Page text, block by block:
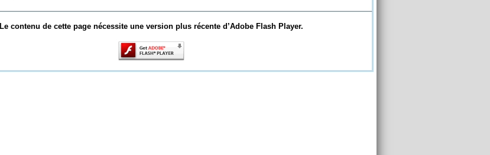
Le contenu de cette page nécessite une version plus récente d’Adobe Flash Player.